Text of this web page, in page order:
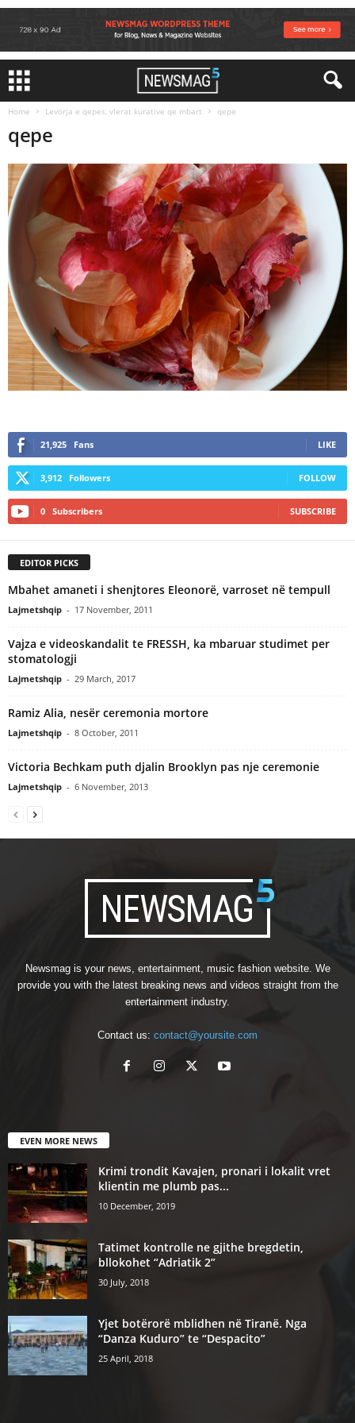
Home Levorja e qepes, vlerat kurative qe mbart qepe
qepe
21,925 Fans LIKE
3,912 Followers FOLLOW
0 Subscribers SUBSCRIBE
EDITOR PICKS
Mbahet amaneti i shenjtores Eleonorë, varroset në tempull
Lajmetshqip - 17 November, 2011
Vajza e videoskandalit te FRESSH, ka mbaruar studimet per
stomatologji
Lajmetshqip - 29 March, 2017
Ramiz Alia, nesër ceremonia mortore
Lajmetshqip - 8 October, 2011
Victoria Bechkam puth djalin Brooklyn pas nje ceremonie
Lajmetshqip - 6 November, 2013
Newsmag is your news, entertainment, music fashion website. We
provide you with the latest breaking news and videos straight from the
entertainment industry.
Contact us: contact@yoursite.com
EVEN MORE NEWS
Krimi trondit Kavajen, pronari i lokalit vret
klientin me plumb pas...
10 December, 2019
Tatimet kontrolle ne gjithe bregdetin,
bllokohet “Adriatik 2”
30 July, 2018
Yjet botërorë mblidhen në Tiranë. Nga
“Danza Kuduro” te “Despacito”
25 April, 2018